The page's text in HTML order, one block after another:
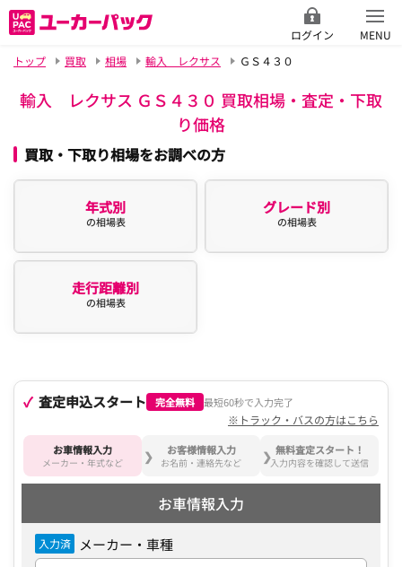
ログイン
MENU
トップ
買取 相場 輸入 レクサス ＧＳ４３０
輸入 レクサス ＧＳ４３０ 買取相場・査定・下取
り価格
買取・下取り相場をお調べの方
年式別
の相場表
グレード別
の相場表
走行距離別
の相場表
査定申込スタート 完全無料 最短60秒で入力完了
※トラック・バスの方はこちら
お車情報入力
メーカー・年式など
お客様情報入力
お名前・連絡先など
無料査定スタート！
入力内容を確認して送信
お車情報入力
入力済 メーカー・車種